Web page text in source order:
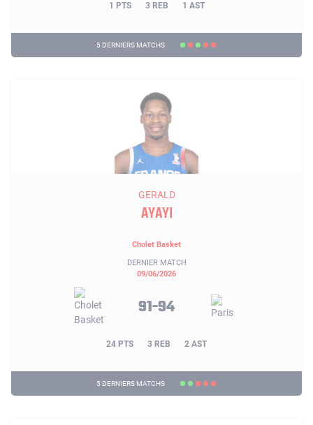
1 PTS 3 REB 1 AST
5 DERNIERS MATCHS
GERALD
AYAYI
Cholet Basket
DERNIER MATCH
09/06/2026
91-94
24 PTS 3 REB 2 AST
5 DERNIERS MATCHS